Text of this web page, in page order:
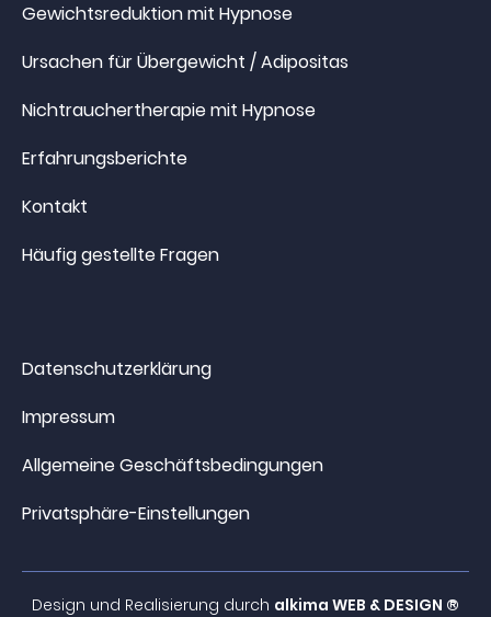
Gewichtsreduktion mit Hypnose
Ursachen für Übergewicht / Adipositas
Nichtrauchertherapie mit Hypnose
Erfahrungsberichte
Kontakt
Häufig gestellte Fragen
Datenschutzerklärung
Impressum
Allgemeine Geschäftsbedingungen
Privatsphäre-Einstellungen
Design und Realisierung durch alkima WEB & DESIGN ®